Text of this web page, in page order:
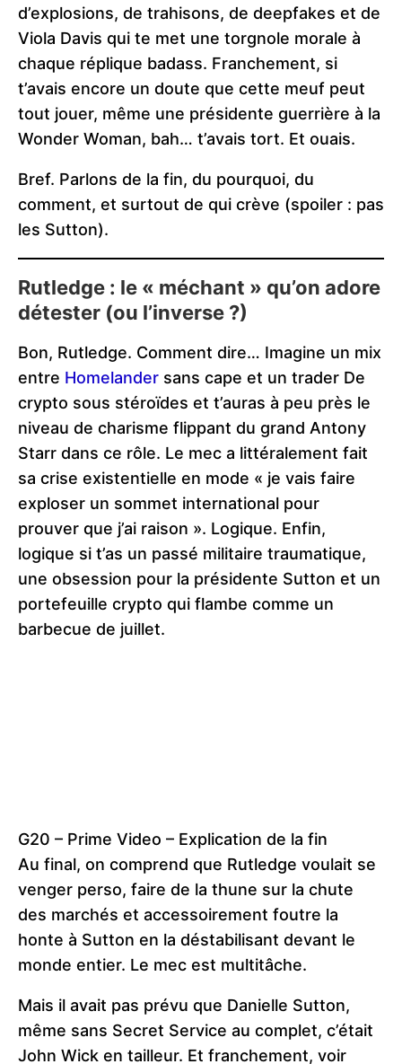
d’explosions, de trahisons, de deepfakes et de
Viola Davis qui te met une torgnole morale à
chaque réplique badass. Franchement, si
t’avais encore un doute que cette meuf peut
tout jouer, même une présidente guerrière à la
Wonder Woman, bah… t’avais tort. Et ouais.
Bref. Parlons de la fin, du pourquoi, du
comment, et surtout de qui crève (spoiler : pas
les Sutton).
Rutledge : le « méchant » qu’on adore
détester (ou l’inverse ?)
Bon, Rutledge. Comment dire… Imagine un mix
entre Homelander sans cape et un trader De
crypto sous stéroïdes et t’auras à peu près le
niveau de charisme flippant du grand Antony
Starr dans ce rôle. Le mec a littéralement fait
sa crise existentielle en mode « je vais faire
exploser un sommet international pour
prouver que j’ai raison ». Logique. Enfin,
logique si t’as un passé militaire traumatique,
une obsession pour la présidente Sutton et un
portefeuille crypto qui flambe comme un
barbecue de juillet.
G20 – Prime Video – Explication de la fin
Au final, on comprend que Rutledge voulait se
venger perso, faire de la thune sur la chute
des marchés et accessoirement foutre la
honte à Sutton en la déstabilisant devant le
monde entier. Le mec est multitâche.
Mais il avait pas prévu que Danielle Sutton,
même sans Secret Service au complet, c’était
John Wick en tailleur. Et franchement, voir